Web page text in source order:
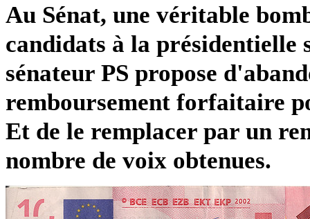
Au Sénat, une véritable
candidats à la présidentielle
sénateur PS propose
remboursement forfaitaire
Et de le remplacer par un
nombre de voix obtenues.